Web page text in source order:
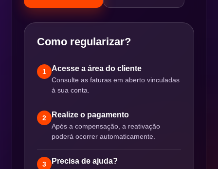
Como regularizar?
1 Acesse a área do cliente
Consulte as faturas em aberto vinculadas
à sua conta.
2 Realize o pagamento
Após a compensação, a reativação
poderá ocorrer automaticamente.
3 Precisa de ajuda?